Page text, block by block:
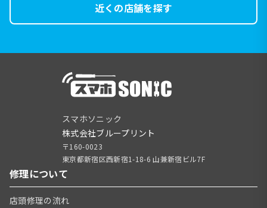
近くの店舗を探す
スマホソニック
株式会社ブループリント
〒160-0023
東京都新宿区西新宿1-18-6 山兼新宿ビル7F
修理について
店頭修理の流れ